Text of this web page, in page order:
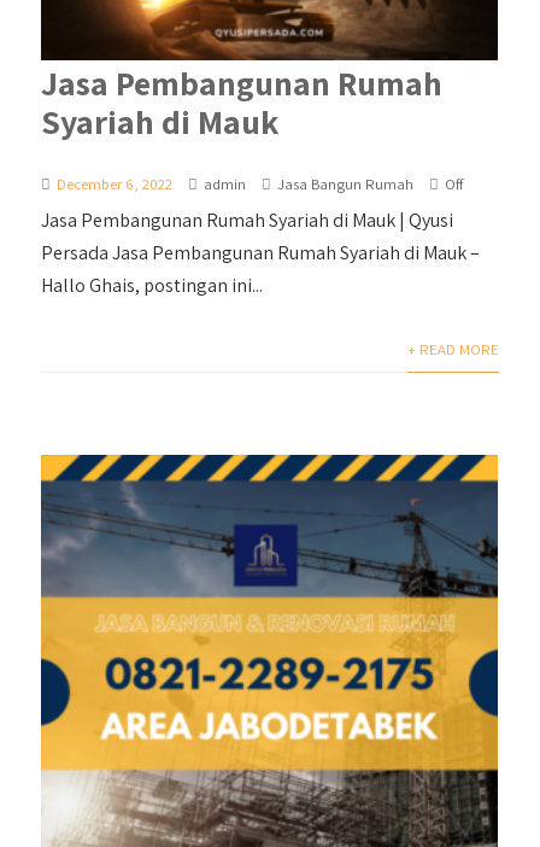
Jasa Pembangunan Rumah
Syariah di Mauk
December 6, 2022 admin Jasa Bangun Rumah Off
Jasa Pembangunan Rumah Syariah di Mauk | Qyusi
Persada Jasa Pembangunan Rumah Syariah di Mauk –
Hallo Ghais, postingan ini...
+ READ MORE